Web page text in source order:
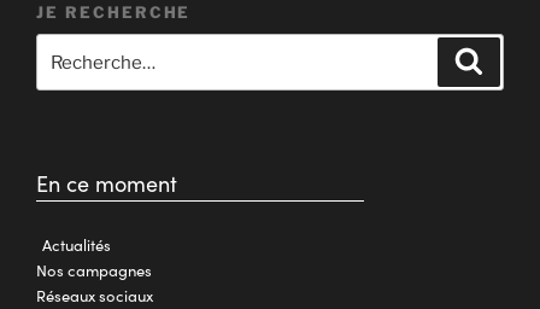
JE RECHERCHE
En ce moment
Actualités
Nos campagnes
Réseaux sociaux